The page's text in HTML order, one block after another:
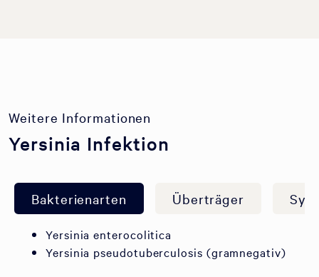
Weitere Informationen
Yersinia Infektion
Bakterienarten Überträger
Yersinia enterocolitica
Yersinia pseudotuberculosis (gramnegativ)